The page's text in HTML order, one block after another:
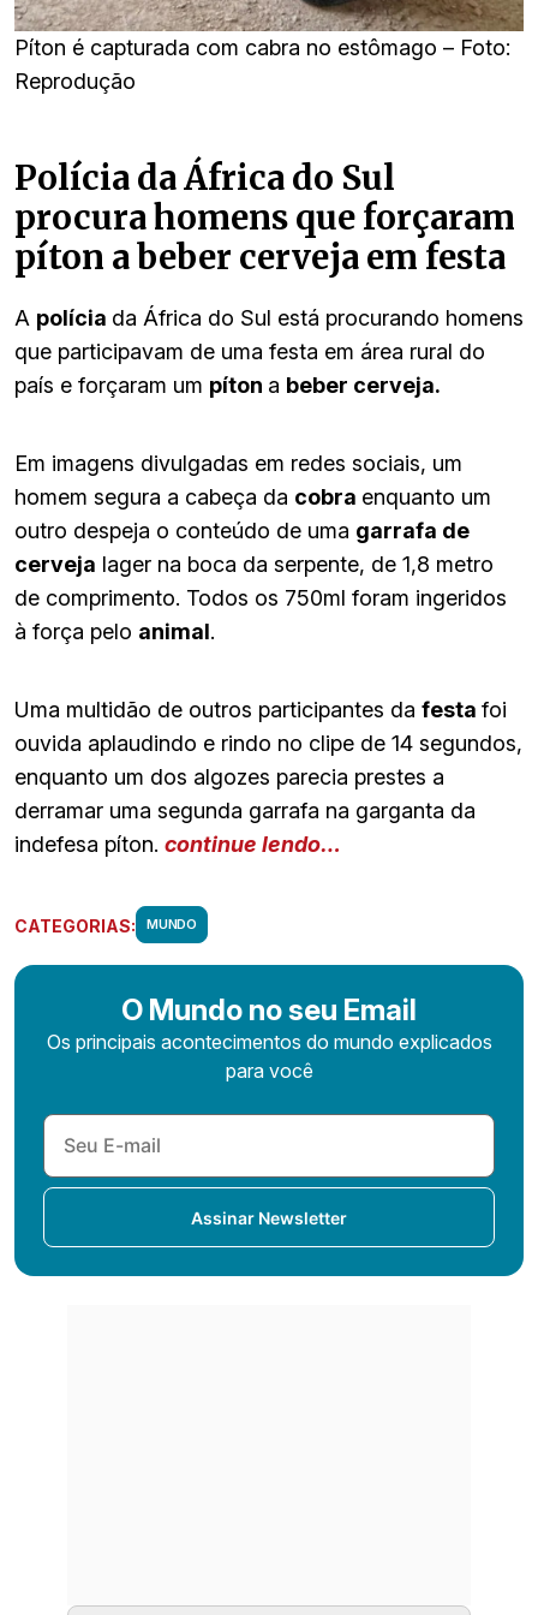
Píton é capturada com cabra no estômago – Foto:
Reprodução
Polícia da África do Sul
procura homens que forçaram
píton a beber cerveja em festa
A polícia da África do Sul está procurando homens
que participavam de uma festa em área rural do
país e forçaram um píton a beber cerveja.
Em imagens divulgadas em redes sociais, um
homem segura a cabeça da cobra enquanto um
outro despeja o conteúdo de uma garrafa de
cerveja lager na boca da serpente, de 1,8 metro
de comprimento. Todos os 750ml foram ingeridos
à força pelo animal.
Uma multidão de outros participantes da festa foi
ouvida aplaudindo e rindo no clipe de 14 segundos,
enquanto um dos algozes parecia prestes a
derramar uma segunda garrafa na garganta da
indefesa píton. continue lendo…
CATEGORIAS: MUNDO
O Mundo no seu Email
Os principais acontecimentos do mundo explicados
para você
Assinar Newsletter